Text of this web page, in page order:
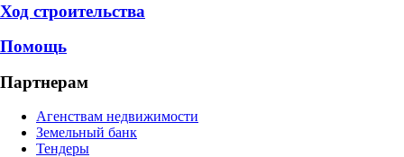
Ход строительства
Помощь
Партнерам
Агенствам недвижимости
Земельный банк
Тендеры